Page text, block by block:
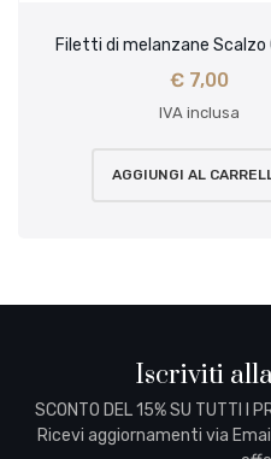
Filetti di melanzane Scalzo
€7,00
IVA inclusa
AGGIUNGI AL
Iscriviti
SCONTO DEL 15% SU TUTTI I
Ricevi aggiornamenti via